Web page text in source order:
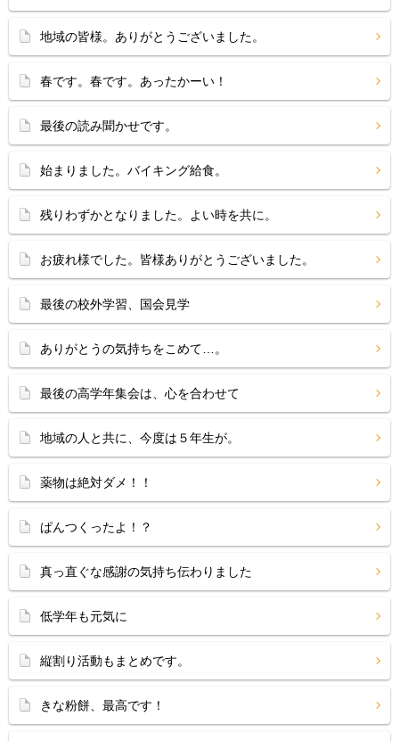
地域の皆様。ありがとうございました。
春です。春です。あったかーい！
最後の読み聞かせです。
始まりました。バイキング給食。
残りわずかとなりました。よい時を共に。
お疲れ様でした。皆様ありがとうございました。
最後の校外学習、国会見学
ありがとうの気持ちをこめて…。
最後の高学年集会は、心を合わせて
地域の人と共に、今度は５年生が。
薬物は絶対ダメ！！
ぱんつくったよ！？
真っ直ぐな感謝の気持ち伝わりました
低学年も元気に
縦割り活動もまとめです。
きな粉餅、最高です！